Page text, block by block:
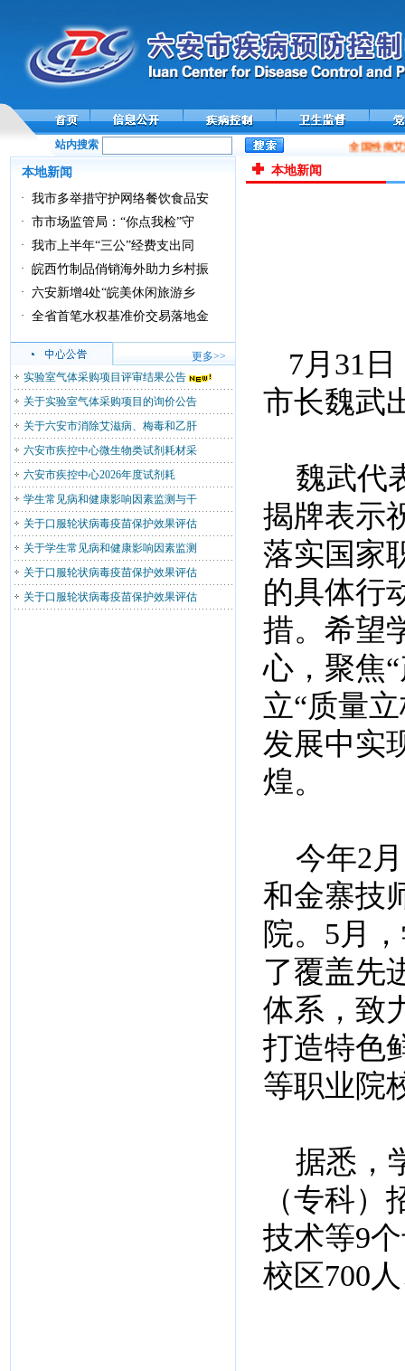
站内搜索 全国性病
本地新闻
· 我市多举措守护网络餐饮食品安
· 市市场监管局：“你点我检”守
· 我市上半年“三公”经费支出同
· 皖西竹制品俏销海外助力乡村振
· 六安新增4处“皖美休闲旅游乡
· 全省首笔水权基准价交易落地金
更多>>
实验室气体采购项目评审结果公告
关于实验室气体采购项目的询价公告
关于六安市消除艾滋病、梅毒和乙肝
六安市疾控中心微生物类试剂耗材采
六安市疾控中心2026年度试剂耗
学生常见病和健康影响因素监测与干
关于口服轮状病毒疫苗保护效果评估
关于学生常见病和健康影响因素监测
关于口服轮状病毒疫苗保护效果评估
关于口服轮状病毒疫苗保护效果评估
本地新闻
7月31
市长魏武
魏武代
揭牌表示
落实国家
的具体行
措。希望
心，聚焦
立“质量
发展中实
煌。
今年2月
和金寨技
院。5月
了覆盖先
体系，致
打造特色
等职业院
据悉，
（专科
技术等9
校区700